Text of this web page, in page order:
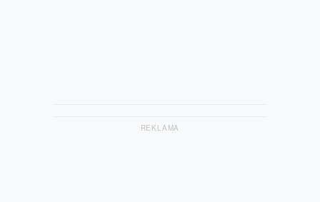
REKLAMA